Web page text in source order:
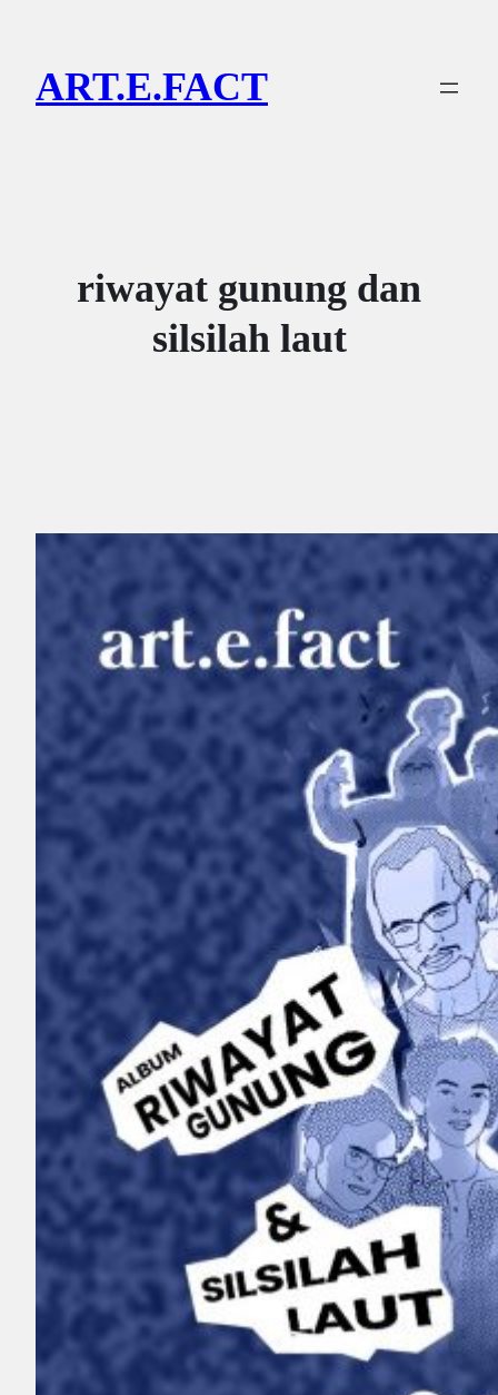
kontenART.E.FACT
riwayat gunung dan
silsilah laut